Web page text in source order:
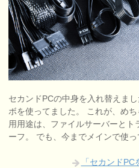
セカンドPCの中身を入れ替えま
ボを使ってました。 これが、め
用用途は、ファイルサーバーと
ーフ。 でも、今までメインで使っ
「セカンド